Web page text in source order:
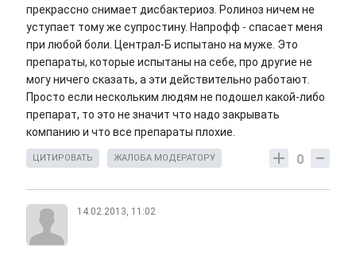
прекрассно снимает дисбактериоз. Ролиноз ничем не
уступает тому же супростину. Напрофф - спасает меня
при любой боли. Централ-Б испытано на муже. Это
препараты, которые испытаны на себе, про другие не
могу ничего сказать, а эти действительно работают.
Просто если нескольким людям не подошел какой-либо
препарат, то это не значит что надо закрывать
компанию и что все препараты плохие.
0
ЦИТИРОВАТЬ ЖАЛОБА МОДЕРАТОРУ
14.02.2013, 11:02